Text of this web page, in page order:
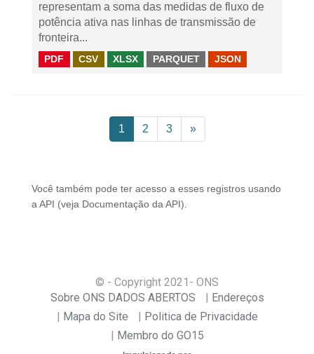
representam a soma das medidas de fluxo de
potência ativa nas linhas de transmissão de
fronteira...
PDF CSV XLSX PARQUET JSON
1 2 3 »
Você também pode ter acesso a esses registros usando
a API (veja Documentação da API ).
© - Copyright 2021 - ONS
Sobre ONS DADOS ABERTOS
Endereços
Mapa do Site
Politica de Privacidade
Membro do GO15